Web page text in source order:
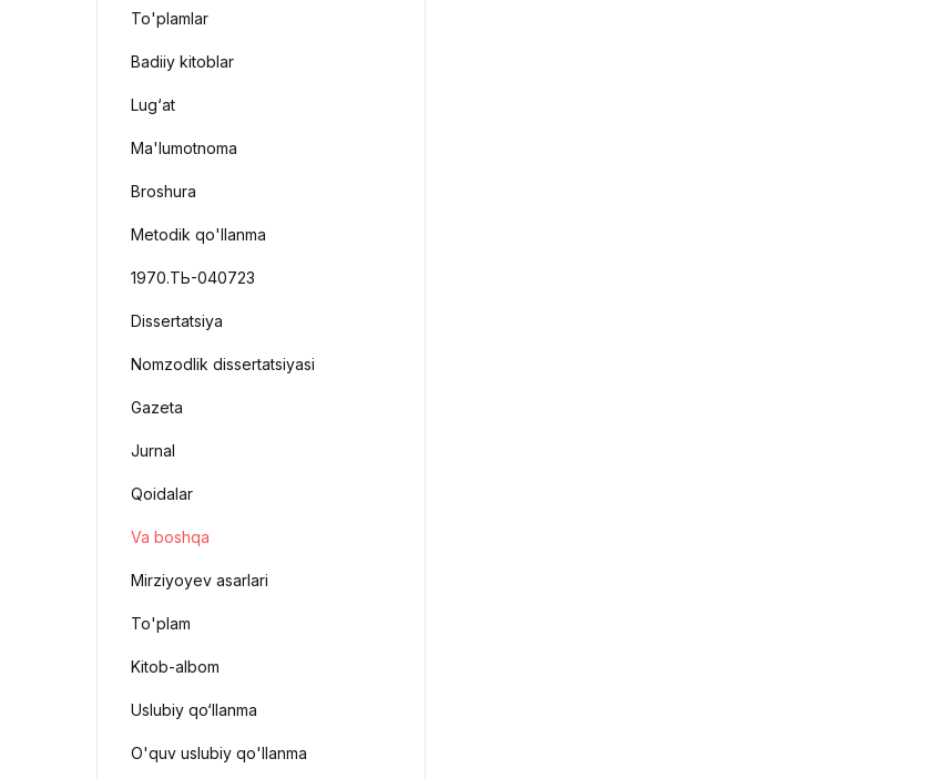
To'plamlar
Badiiy kitoblar
Lug‘at
Ma'lumotnoma
Broshura
Metodik qo'llanma
1970.ТЬ-040723
Dissertatsiya
Nomzodlik dissertatsiyasi
Gazeta
Jurnal
Qoidalar
Va boshqa
Mirziyoyev asarlari
To'plam
Kitob-albom
Uslubiy qo‘llanma
O'quv uslubiy qo'llanma